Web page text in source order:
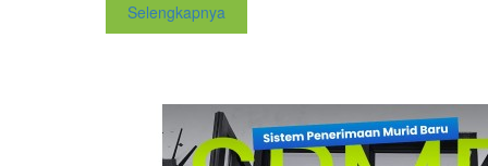
Selengkapnya